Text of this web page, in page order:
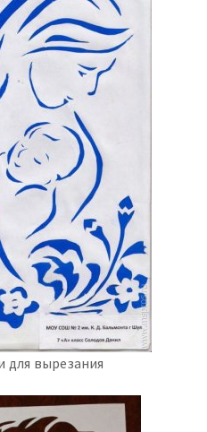
для вырезания